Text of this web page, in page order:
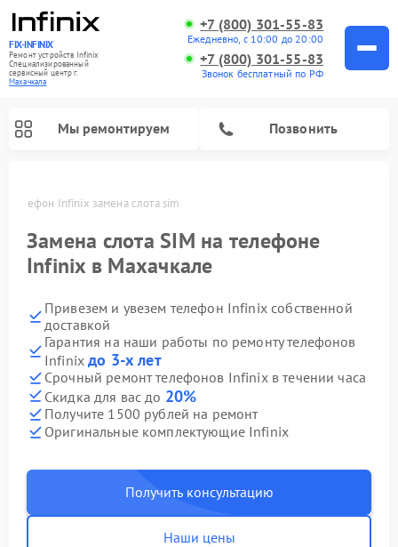
FIX-INFINIX
Ремонт устройств Infinix
Специализированный
cервисный центр г.
Махачкала
+7 (800) 301-55-83
Ежедневно, с 10:00 до 20:00
+7 (800) 301-55-83
Звонок бесплатный по РФ
Мы ремонтируем Позвонить
Телефон Infinix замена слота sim
Замена слота SIM на телефоне
Infinix в Махачкале
Привезем и увезем телефон Infinix собственной
доставкой
Гарантия на наши работы по ремонту телефонов
Infinixдо 3-х лет
Срочный ремонт телефонов Infinix в течении часа
Скидка для вас до 20%
Получите 1500 рублей на ремонт
Оригинальные комплектующие Infinix
Получить консультацию
Наши цены